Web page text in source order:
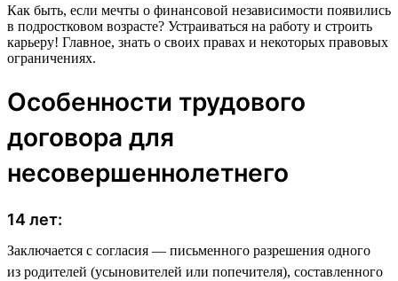
Как быть, если мечты о финансовой независимости появились
в подростковом возрасте? Устраиваться на работу и строить
карьеру! Главное, знать о своих правах и некоторых правовых
ограничениях.
Особенности трудового
договора для
несовершеннолетнего
14 лет:
Заключается с согласия — письменного разрешения одного
из родителей (усыновителей или попечителя), составленного